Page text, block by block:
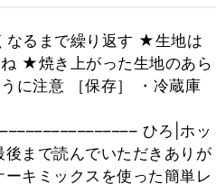
なるまで繰り返す ★生地は
★焼き上がった生地のあら
に注意 ［保存］ ・冷蔵庫
ひろ|ホッ
後まで読んでいただきありが
キミックスを使った簡単レ